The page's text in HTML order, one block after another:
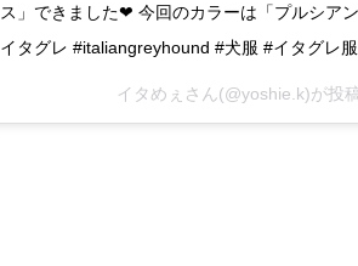
ス」できました❤︎ 今回のカラーは「プルシア
イタグレ #italiangreyhound #犬服 #イタグレ
イタめぇさん(@yoshie.k)が投